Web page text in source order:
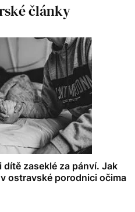
články
zaseklé za pánví. Jak
ostravské porodnici očima